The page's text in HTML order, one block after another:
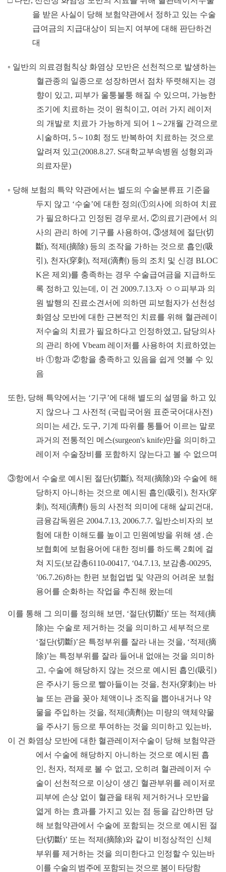
을 받은 사실이 당해 보험약관에서 정하고 있는 수술
급여금의 지급대상이 되는지 여부에 대해 판단하건
대
◦ 일반의 의료경험칙상 화염상 모반은 선천적으로 발생하는
혈관종의 일종으로 성장하면서 점차 뚜렷해지는 경
향이 있고, 피부가 울퉁불퉁 해질 수 있으며 , 가능한
조기에 치료하는 것이 원칙이고, 여러 가지 레이저
의 개발로 치료가 가능하게 되어 1 ～ 2개월 간격으로
시술하며 , 5～ 10회 정도 반복하여 치료하는 것으로
알려져 있고(2008.8.27. S대학교부속병원 성형외과
의료자문)
◦ 당해 보험의 특약 약관에서는 별도의 수술분류표 기준을
두지 않고 ‘수술’에 대한 정의(①의사에 의하여 치료
가 필요하다고 인정된 경우로서 ,②의료기관에서 의
사의 관리 하에 기구를 사용하여 ,③생체에 절단(切
斷), 적제(摘除) 등의 조작을 가하는 것으로 흡인(吸
引), 천자(穿刺), 적제(滴劑) 등의 조치 및 신경BLOC
K은 제외)를 충족하는 경우 수술급여금을 지급하도
록 정하고 있는데 , 이 건 2009.7.13.자 ㅇㅇ 피부과 의
원 발행의 진료소견서에 의하면 피보험자가 선천성
화염상 모반에 대한 근본적인 치료를 위해 혈관레이
저수술의 치료가 필요하다고 인정하였고, 담당의사
의 관리 하에Vbeam 레이저를 사용하여 치료하였는
바①항과②항을 충족하고 있음을 쉽게 엿볼 수 있
음
또한, 당해 특약에서는 ‘기구’에 대해 별도의 설명을 하고 있
지 않으나 그 사전적 (국립국어원 표준국어대사전)
의미는 세간, 도구, 기계 따위를 통틀어 이르는 말로
과거의 전통적인 메스(surgeon's knife)만을 의미하고
레이저 수술장비를 포함하지 않는다고 볼 수 없으며
③항에서 수술로 예시된 절단(切斷), 적제 (摘除)와 수술에 해
당하지 아니하는 것으로 예시된 흡인(吸引 ), 천자(穿
刺), 적제 (滴劑) 등의 사전적 의미에 대해 살피건대 ,
금융감독원은 2004.7.13, 2006.7.7. 일반소비자의 보
험에 대한 이해도를 높이고 민원예방을 위해 생 ․ 손
보협회에 보험용어에 대한 정비를 하도록 2회에 걸
쳐 지도(보감총6110-00417, ‘04.7.13, 보감총-00295,
’06.7.26)하는 한편 보험업법 및 약관의 어려운 보험
용어를 순화하는 작업을 추진해 왔는데
이를 통해 그 의미를 정의해 보면 , ‘절단(切斷)’ 또는 적제 (摘
除)는 수술로 제거하는 것을 의미하고 세부적으로
‘절단(切斷)’은 특정부위를 잘라 내는 것을, ‘적제 (摘
除)’는 특정부위를 잘라 들어내 없애는 것을 의미하
고, 수술에 해당하지 않는 것으로 예시된 흡인(吸引 )
은 주사기 등으로 빨아들이는 것을, 천자(穿刺)는 바
늘 또는 관을 꽂아 체액이나 조직을 뽑아내거나 약
물을 주입하는 것을, 적제 (滴劑)는 미량의 액체약물
을 주사기 등으로 투여하는 것을 의미하고 있는바,
이 건 화염상 모반에 대한 혈관레이저수술이 당해 보험약관
에서 수술에 해당하지 아니하는 것으로 예시된 흡
인, 천자, 적제로 볼 수 없고, 오히려 혈관레이저 수
술이 선천적으로 이상이 생긴 혈관부위를 레이저로
피부에 손상 없이 혈관을 태워 제거하거나 모반을
엷게 하는 효과를 가지고 있는 점 등을 감안하면 당
해 보험약관에서 수술에 포함되는 것으로 예시된 절
단(切斷)’ 또는 적제 (摘除)와 같이 비정상적인 신체
부위를 제거하는 것을 의미한다고 인정할 수 있는바
이를 수술의 범주에 포함되는 것으로 봄이 타당함